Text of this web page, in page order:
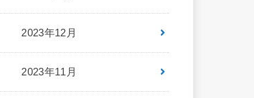
2023年12月
2023年11月